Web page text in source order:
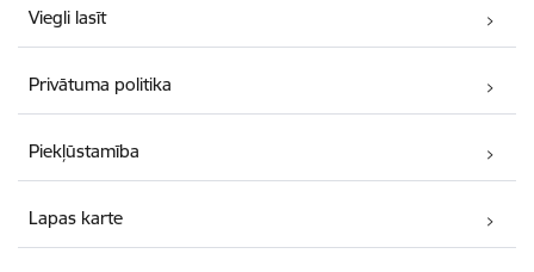
Viegli lasīt
Privātuma politika
Piekļūstamība
Lapas karte